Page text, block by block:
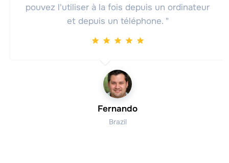
pouvez l'utiliser à la fois depuis un ordinateur
et depuis un téléphone. "
Fernando
Brazil